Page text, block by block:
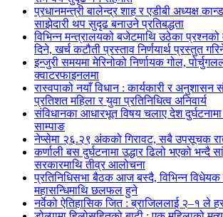
प्रधानमन्त्री बालेन्द्र शाह र एडीबी अध्यक्ष
साझेदारी थप सुदृढ बनाउने प्रतिबद्धता
विभिन्न मन्त्रालयको बजेटमाथि उठेका
दिने, खर्च कटौती प्रस्ताव निर्णयार्थ प्रस्तुत
इन्जुरी समयमा मेरिनोको निर्णायक गोल,
क्वाटरफाइनलमा
रास्वपाको नयाँ विधान : कार्यकारी र
प्रतिशत महिला र युवा प्रतिनिधित्व अनिवार्य
संविधानका आधारभूत विषय चलाए देश
साम्पाङ
नेप्सेमा २६.२९ अंकको गिरावट, सबै उपसूचक
कर्णाली बस दुर्घटनामा उद्धार ढिलो भएको भन्दै
सरकारमाथि तीव्र आलोचना
प्रतिनिधिसभा बैठक आज बस्दै, विभिन्न विधेयक र
महासन्धिमाथि छलफल हुने
नर्वेको ऐतिहासिक जित : ब्राजिललाई २–१ ले